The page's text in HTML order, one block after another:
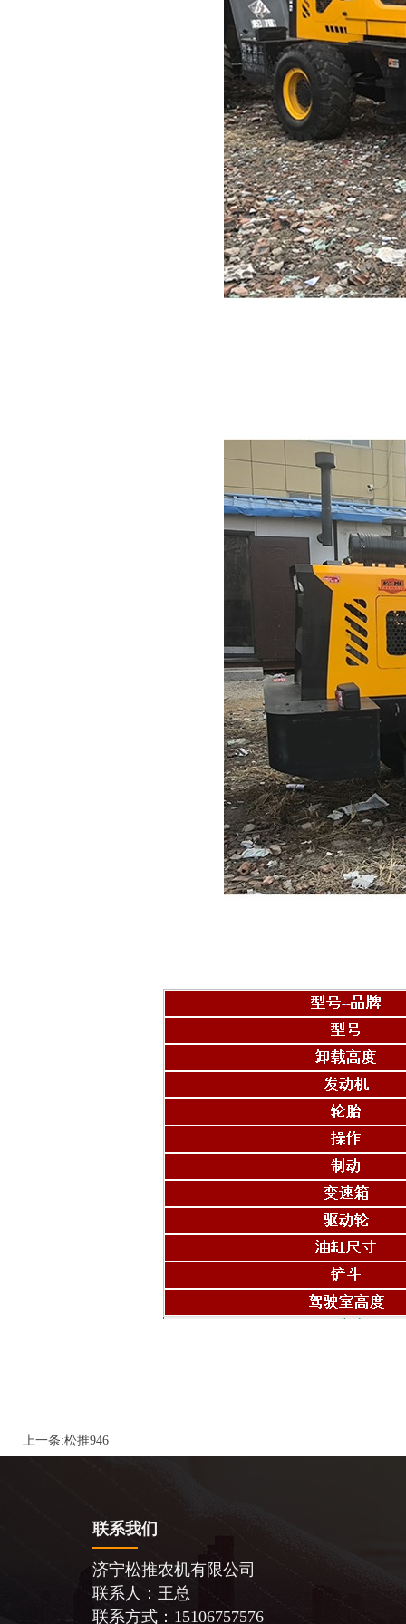
上一条:松推946
联系我们
济宁松推农机有限公司
联系人：王总
联系方式：15106757576